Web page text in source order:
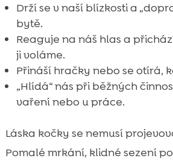
Drží se v naší blízkosti a
bytě.
Reaguje na náš hlas a
ji voláme.
Přináší hračky nebo se otírá,
„Hlídá“ nás při běžných
vaření nebo u práce.
Láska kočky se nemusí
Pomalé mrkání, klidné sezení